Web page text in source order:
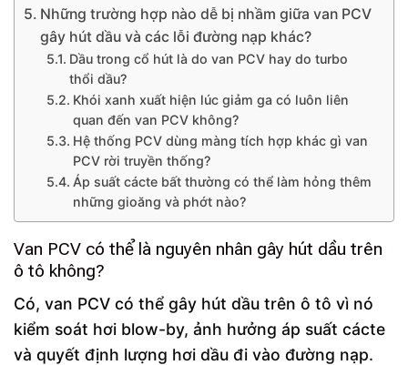
Những trường hợp nào dễ bị nhầm giữa van PCV
gây hút dầu và các lỗi đường nạp khác?
Dầu trong cổ hút là do van PCV hay do turbo
thổi dầu?
Khói xanh xuất hiện lúc giảm ga có luôn liên
quan đến van PCV không?
Hệ thống PCV dùng màng tích hợp khác gì van
PCV rời truyền thống?
Áp suất cácte bất thường có thể làm hỏng thêm
những gioăng và phớt nào?
Van PCV có thể là nguyên nhân gây hút dầu trên
ô tô không?
Có, van PCV có thể gây hút dầu trên ô tô vì nó
kiểm soát hơi blow-by, ảnh hưởng áp suất cácte
và quyết định lượng hơi dầu đi vào đường nạp.